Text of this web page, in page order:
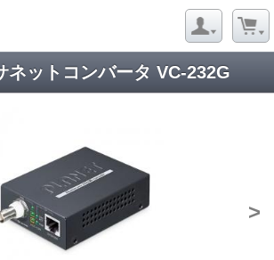
ネットコンバータ VC-232G
>